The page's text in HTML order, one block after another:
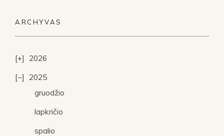
ARCHYVAS
2026
2025
gruodžio
lapkričio
spalio